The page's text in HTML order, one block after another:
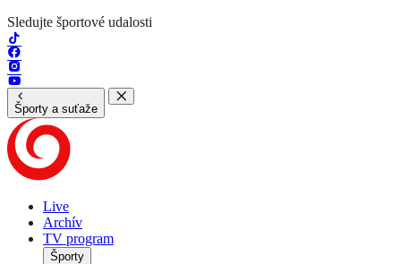
Sledujte športové udalosti
Športy a suťaže
Live
Archív
TV program
Športy